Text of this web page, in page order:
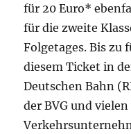
für 20 Euro*
für die zweite
Folgetages. Bis zu
diesem Ticket in
Deutschen Bahn
der BVG und